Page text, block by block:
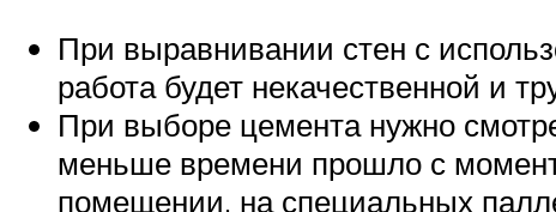
При выравнивании стен с
работа будет некачественной и
При выборе цемента нужно
меньше времени прошло с
помещении, на специальных